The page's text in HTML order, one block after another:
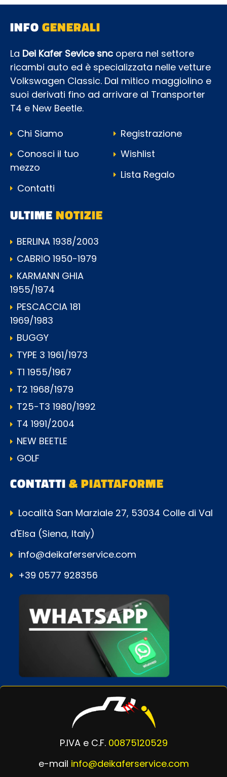
INFOGENERALI
La Dei Kafer Sevice snc opera nel settore
ricambi auto ed è specializzata nelle vetture
Volkswagen Classic. Dal mitico maggiolino e
suoi derivati fino ad arrivare al Transporter
T4 e New Beetle.
Chi Siamo
Conosci il tuo
mezzo
Contatti
Registrazione
Wishlist
Lista Regalo
ULTIMENOTIZIE
BERLINA 1938/2003
CABRIO 1950-1979
KARMANN GHIA
1955/1974
PESCACCIA 181
1969/1983
BUGGY
TYPE 3 1961/1973
T1 1955/1967
T2 1968/1979
T25-T3 1980/1992
T4 1991/2004
NEW BEETLE
GOLF
CONTATTI& PIATTAFORME
Località San Marziale 27, 53034 Colle di Val
d'Elsa (Siena, Italy)
info@deikaferservice.com
+39 0577 928356
P.IVA e C.F. 00875120529
e-mail info@deikaferservice.com